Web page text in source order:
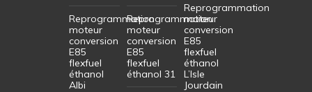
Reprogrammation
moteur
conversion
E85
flexfuel
éthanol
Albi
Reprogrammation
moteur
conversion
E85
flexfuel
éthanol 31
Reprogrammation
moteur
conversion
E85
flexfuel
éthanol
L’Isle
Jourdain